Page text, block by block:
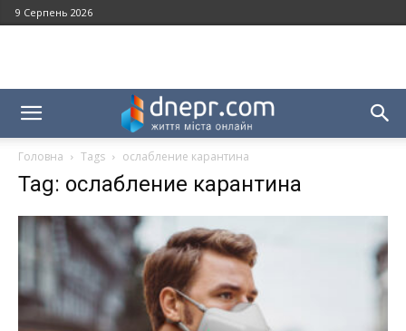
9 Серпень 2026
Головна Tags ослабление карантина
Tag: ослабление карантина